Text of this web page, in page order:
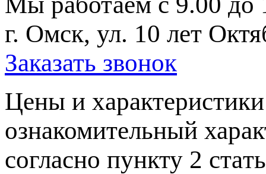
г. Омск, ул. 10 лет
Заказать звонок
Цeны и
ознакомительный
согласно пункту 2